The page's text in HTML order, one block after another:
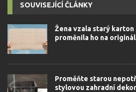
SOUVISEJÍCÍ ČLÁNKY
Žena vzala starý karton
proměnila ho na
Proměňte starou
stylovou zahradní